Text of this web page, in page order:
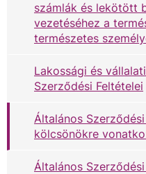
számlák és lekötött
vezetéséhez a
természetes
Lakossági és
Szerződési Feltételei
Általános
kölcsönökre
Általános